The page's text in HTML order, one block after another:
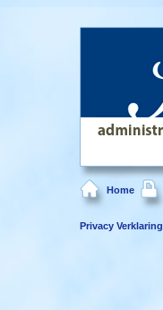
Home
Privacy Verklaring